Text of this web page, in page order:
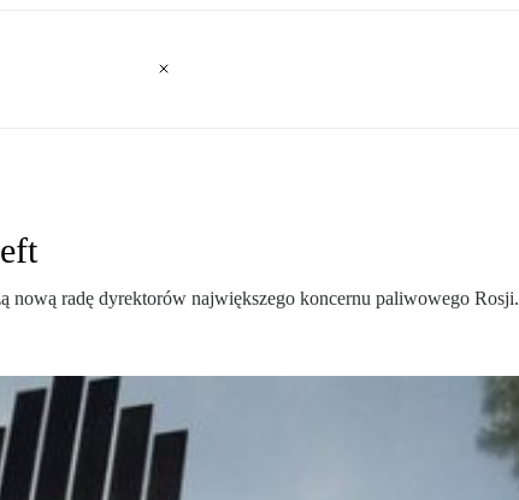
nową radę dyrektorów największego koncernu paliwowego Rosji.